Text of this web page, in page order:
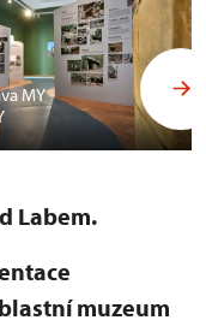
MY
Labem.
muzeum